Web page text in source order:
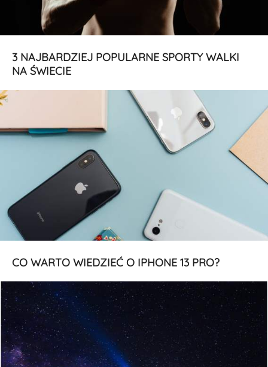
3 NAJBARDZIEJ POPULARNE SPORTY WALKI
NA ŚWIECIE
CO WARTO WIEDZIEĆ O IPHONE 13 PRO?